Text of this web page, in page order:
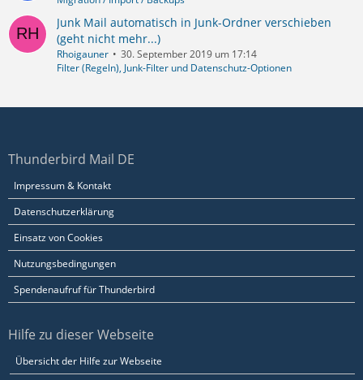
Junk Mail automatisch in Junk-Ordner verschieben
(geht nicht mehr...)
Rhoigauner
30. September 2019 um 17:14
Filter (Regeln), Junk-Filter und Datenschutz-Optionen
Thunderbird Mail DE
Impressum & Kontakt
Datenschutzerklärung
Einsatz von Cookies
Nutzungsbedingungen
Spendenaufruf für Thunderbird
Hilfe zu dieser Webseite
Übersicht der Hilfe zur Webseite